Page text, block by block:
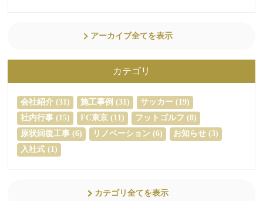
アーカイブ全てを表示
カテゴリ
会社紹介 (31) 施工事例 (31)
サッカー (19)
社内行事 (15)
FC東京 (11)
フットゴルフ (8)
原状回復工事 (6)
リノベーション (6)
お知らせ (3)
入社式 (1)
カテゴリ全てを表示